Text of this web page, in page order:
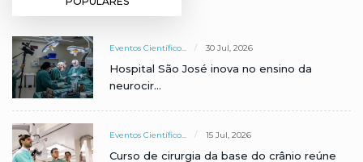
Eventos Científico... 30 Jul, 2026
Hospital São José inova no ensino da
neurocir...
Eventos Científico... 15 Jul, 2026
Curso de cirurgia da base do crânio reúne